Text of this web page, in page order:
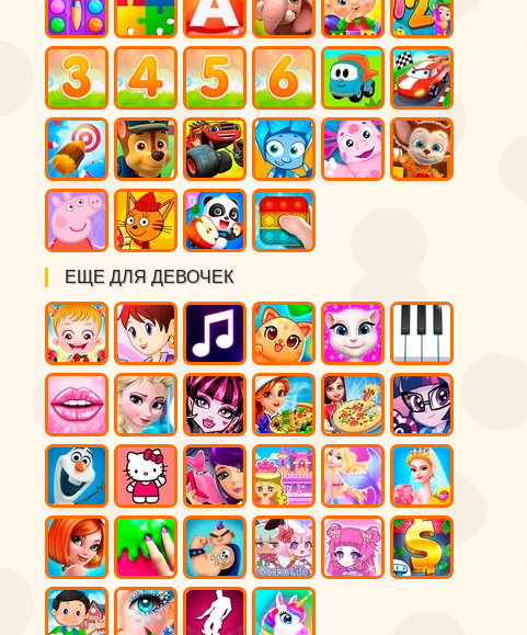
ЕЩЕ ДЛЯ ДЕВОЧЕК